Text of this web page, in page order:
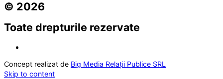
© 2026
Toate drepturile rezervate
Concept realizat de Big Media Relații Publice SRL
Skip to content